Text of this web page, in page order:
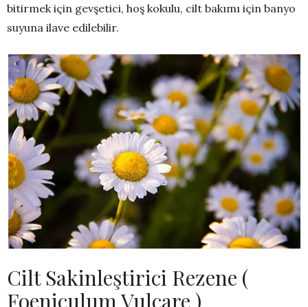
bitirmek için gevşetici, hoş kokulu, cilt bakımı için banyo
suyuna ilave edilebilir.
Cilt Sakinleştirici Rezene (
Foeniculum Vulcare )